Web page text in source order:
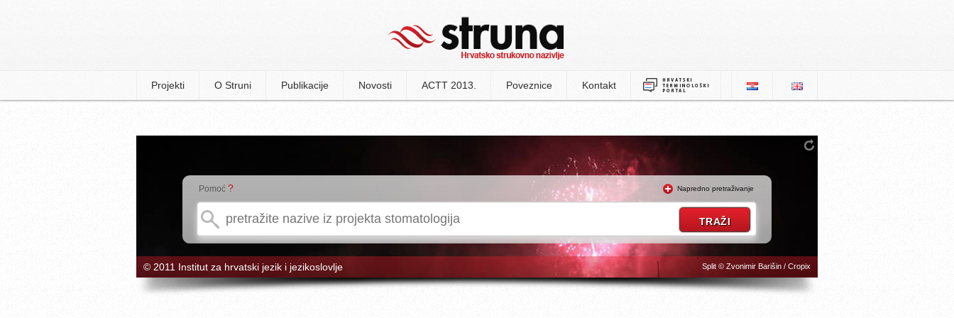
Projekti O Struni Publikacije Novosti ACTT 2013. Poveznice Kontakt
Pomoć ? Napredno pretraživanje
© 2011 Institut za hrvatski jezik i jezikoslovlje Split © Zvonimir Barišin / Cropix